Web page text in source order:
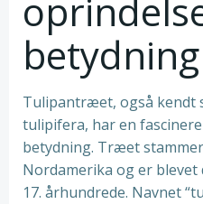
betydning
Tulipantræet, også kendt
tulipifera, har en
betydning. Træet
Nordamerika og er
17. århundrede. Navnet